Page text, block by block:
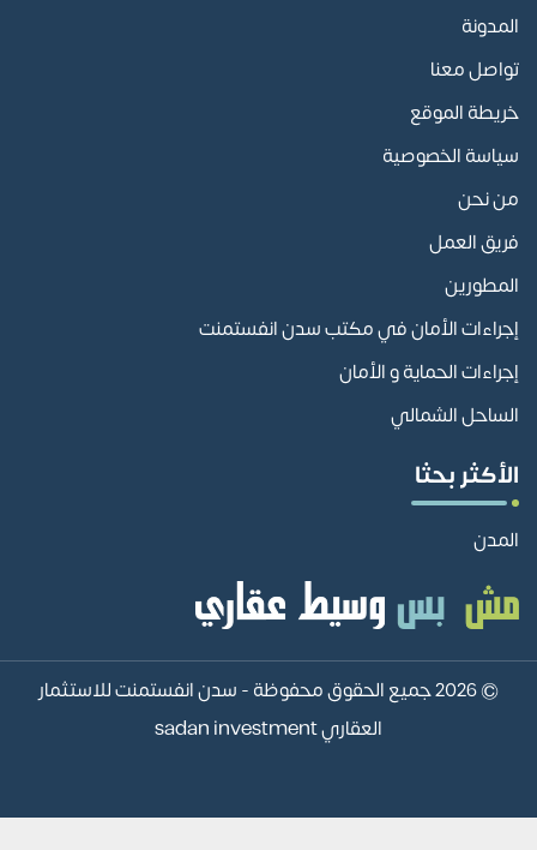
المدونة
تواصل معنا
خريطة الموقع
سياسة الخصوصية
من نحن
فريق العمل
المطورين
إجراءات الأمان في مكتب سدن انفستمنت
إجراءات الحماية و الأمان
الساحل الشمالي
الأكثر بحثا
المدن
© 2026 جميع الحقوق محفوظة -
سدن انفستمنت للاستثمار
العقاري sadan investment